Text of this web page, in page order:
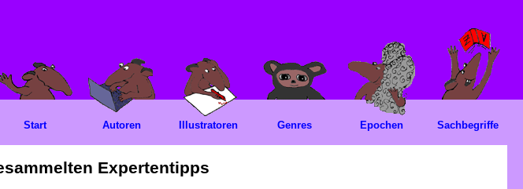
Expertentipps
Start Autoren Illustratoren Genres Epochen Sachbegriffe